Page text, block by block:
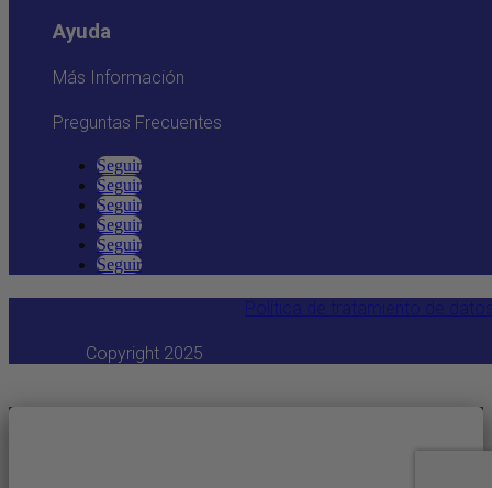
Ayuda
Más Información
Preguntas Frecuentes
Seguir
Seguir
Seguir
Seguir
Seguir
Seguir
Política de tratamiento de
Copyright 2025